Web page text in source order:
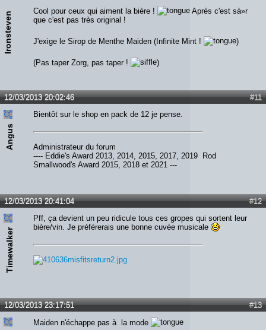
Ironsteven Cool pour ceux qui aiment la bière !
Après c'est sà»r
que c'est pas très original !
J'exige le Sirop de Menthe Maiden (Infinite Mint ! )
(Pas taper Zorg, pas taper ! )
#11
12/03/2013 20:02:46
Angus
Bientôt sur le shop en pack de 12 je pense.
Administrateur du forum
---- Eddie's Award 2013, 2014, 2015, 2017, 2019 Rod
Smallwood's Award 2015, 2018 et 2021 ---
#12
12/03/2013 20:41:04
Timewalker
Pff, ça devient un peu ridicule tous ces gropes qui sortent leur
bière/vin. Je préférerais une bonne cuvée musicale
#13
12/03/2013 23:17:51
Maiden n'échappe pas à la mode